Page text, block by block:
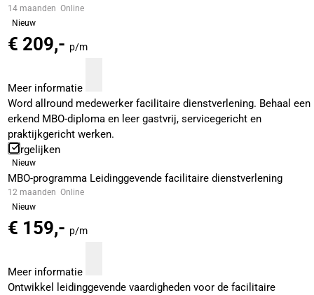
14 maanden Online
Nieuw
€ 209,- p/m
Meer informatie
Word allround medewerker facilitaire dienstverlening. Behaal een
erkend MBO-diploma en leer gastvrij, servicegericht en
praktijkgericht werken.
Vergelijken
Nieuw
MBO-programma Leidinggevende facilitaire dienstverlening
12 maanden Online
Nieuw
€ 159,- p/m
Meer informatie
Ontwikkel leidinggevende vaardigheden voor de facilitaire